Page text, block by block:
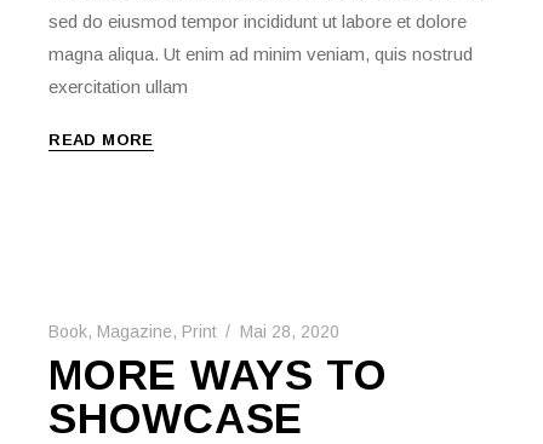
sed do eiusmod tempor incididunt ut labore et dolore
magna aliqua. Ut enim ad minim veniam, quis nostrud
exercitation ullam
READ MORE
Book, Magazine, Print Mai 28, 2020
MORE WAYS TO
SHOWCASE